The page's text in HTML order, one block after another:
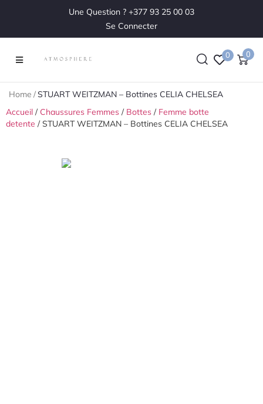
Une Question ? +377 93 25 00 03
Se Connecter
0 0
Home /STUART WEITZMAN – Bottines CELIA CHELSEA
Accueil / Chaussures Femmes / Bottes / Femme botte
detente / STUART WEITZMAN – Bottines CELIA CHELSEA